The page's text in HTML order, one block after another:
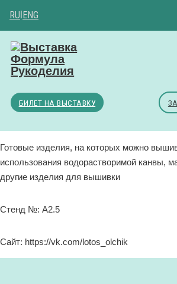
RU ENG
БИЛЕТ НА ВЫСТАВКУ
Готовые изделия, на которых можно
использования водорастворимой канвы,
другие изделия для вышивки
Стенд №: A2.5
Сайт: https://vk.com/lotos_olchik